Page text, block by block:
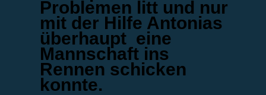
Problemen litt und nur
mit der Hilfe Antonias
überhaupt eine
Mannschaft ins
Rennen schicken
konnte.